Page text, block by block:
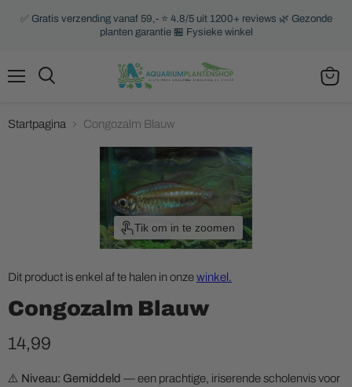
✅ Gratis verzending vanaf 59,- ⭐ 4.8/5 uit 1200+ reviews 🌿 Gezonde
planten garantie 🏪 Fysieke winkel
Startpagina Congozalm Blauw
Tik om in te zoomen
Dit product is enkel af te halen in onzewinkel.
Congozalm Blauw
14,99
⚠️ Niveau: Gemiddeld — een prachtige, iriserende scholenvis voor